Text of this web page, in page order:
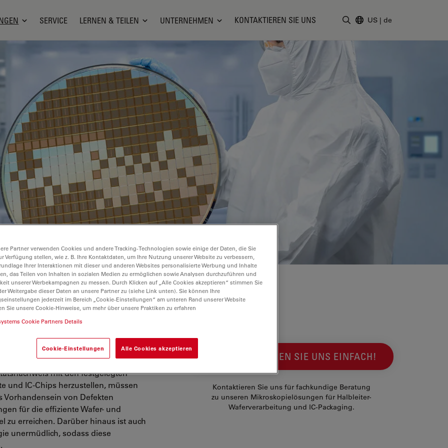
SERVICE LERNEN & TEILEN UNTERNEHMEN KONTAKTIEREN SIE UNS US | de
zuverlässige Halbleiterinspektion
Verpackung, Montage und Prüfung
für die Zuverlässigkeit bei
mit den festgelegten
und IC-Chips herzustellen, müssen
von Defekten
für die effiziente Wafer- und
zu erreichen. Darüber hinaus ist auch
unermüdlich, sodass diese
KONTAKTIEREN SIE UNS EINFACH!
Kontaktieren Sie uns für fachkundige Beratung
zu unseren Mikroskopielösungen für Halbleiter-
Waferverarbeitung und IC-Packaging.
Partner verwenden Cookies und andere Tracking-Technologien sowie einige der Daten, die Sie
Verfügung stellen, wie z. B. Ihre Kontaktdaten, um Ihre Nutzung unserer Website zu verbessern,
Ihrer Interaktionen mit dieser und anderen Websites personalisierte Werbung und Inhalte
das Teilen von Inhalten in sozialen Medien zu ermöglichen sowie Analysen durchzuführen und
unserer Werbekampagnen zu messen. Durch Klicken auf „Alle Cookies akzeptieren“ stimmen Sie
Weitergabe dieser Daten an unsere Partner zu (siehe Link unten). Sie können Ihre
jederzeit im Bereich „Cookie-Einstellungen“ am unteren Rand unserer Website
Sie unsere Cookie-Hinweise, um mehr über unsere Praktiken zu erfahren
Cookie Partners Details
Cookie-Einstellungen Alle Cookies akzeptieren